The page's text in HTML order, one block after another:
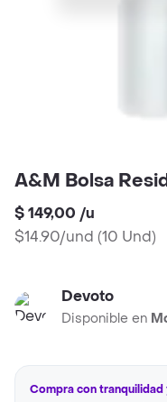
A&M Bolsa
$ 149,00 /u
$14.90/und (10 Und)
Devoto
Disponible en
Compra con